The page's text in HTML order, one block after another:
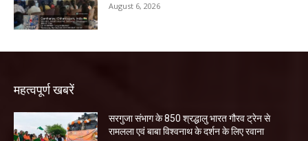
August 6, 2026
महत्वपूर्ण खबरें
सरगुजा संभाग के 850 श्रद्धालु भारत गौरव ट्रेन से
रामलला एवं बाबा विश्वनाथ के दर्शन के लिए रवाना